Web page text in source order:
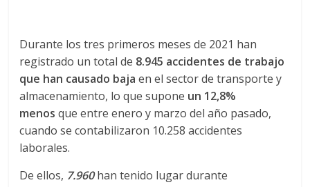
n
s
p
o
Durante los tres primeros meses de 2021 han
registrado un total de 8.945 accidentes de trabajo
que han causado baja en el sector de transporte y
almacenamiento, lo que supone un 12,8%
menos que entre enero y marzo del año pasado,
cuando se contabilizaron 10.258 accidentes
laborales.
De ellos, 7.960han tenido lugar durante